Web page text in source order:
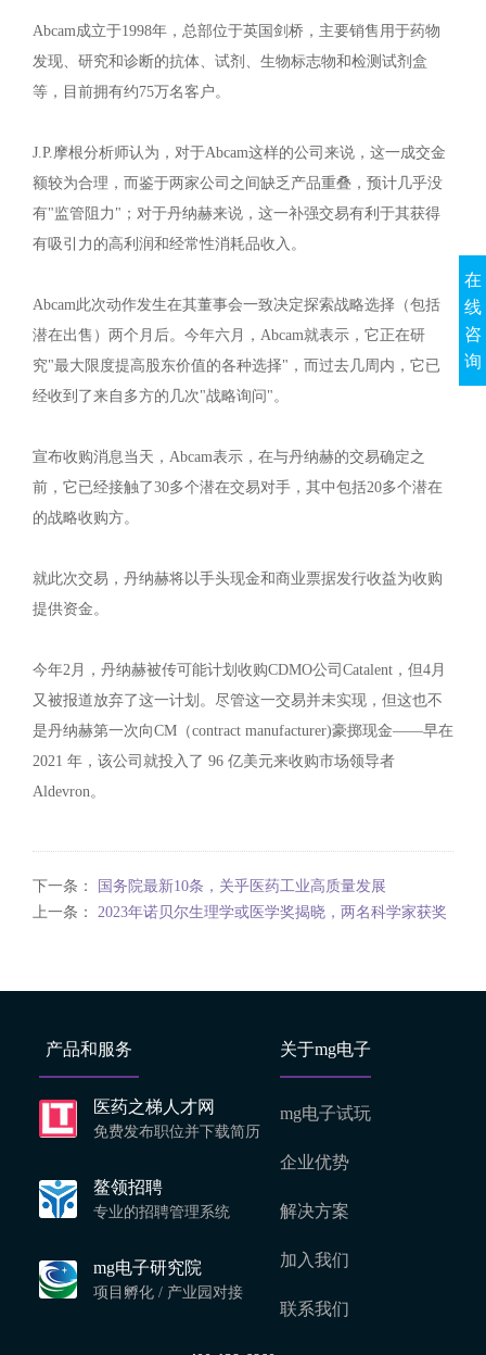
Abcam成立于1998年，总部位于英国剑桥，主要销售用于药物
发现、研究和诊断的抗体、试剂、生物标志物和检测试剂盒
等，目前拥有约75万名客户。
J.P.摩根分析师认为，对于Abcam这样的公司来说，这一成交金
额较为合理，而鉴于两家公司之间缺乏产品重叠，预计几乎没
有"监管阻力"；对于丹纳赫来说，这一补强交易有利于其获得
有吸引力的高利润和经常性消耗品收入。
Abcam此次动作发生在其董事会一致决定探索战略选择（包括
潜在出售）两个月后。今年六月，Abcam就表示，它正在研
究"最大限度提高股东价值的各种选择"，而过去几周内，它已
经收到了来自多方的几次"战略询问"。
宣布收购消息当天，Abcam表示，在与丹纳赫的交易确定之
前，它已经接触了30多个潜在交易对手，其中包括20多个潜在
的战略收购方。
就此次交易，丹纳赫将以手头现金和商业票据发行收益为收购
提供资金。
今年2月，丹纳赫被传可能计划收购CDMO公司Catalent，但4月
又被报道放弃了这一计划。尽管这一交易并未实现，但这也不
是丹纳赫第一次向CM（contract manufacturer)豪掷现金——早在
2021 年，该公司就投入了 96 亿美元来收购市场领导者
Aldevron。
下一条：
国务院最新10条，关乎医药工业高质量发展
上一条： 2023年诺贝尔生理学或医学奖揭晓，两名科学家获奖
产品和服务
医药之梯人才网
免费发布职位并下载简历
鳌领招聘
专业的招聘管理系统
mg电子研究院
项目孵化 / 产业园对接
关于mg电子
mg电子试玩
企业优势
解决方案
加入我们
联系我们
在
线
咨
询